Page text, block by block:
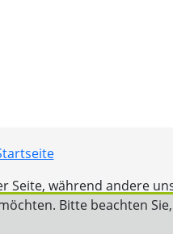
während andere
Bitte beachten